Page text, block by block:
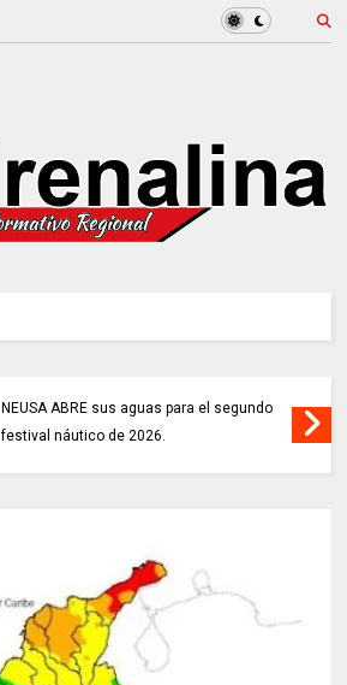
NEUSA ABRE sus aguas para el segundo
festival náutico de 2026.